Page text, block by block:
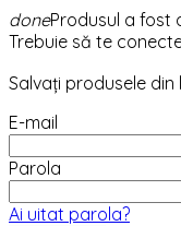
doneProdusul a fost
Trebuie să te
Salvați produsele
E-mail
Parola
Ai uitat parola?